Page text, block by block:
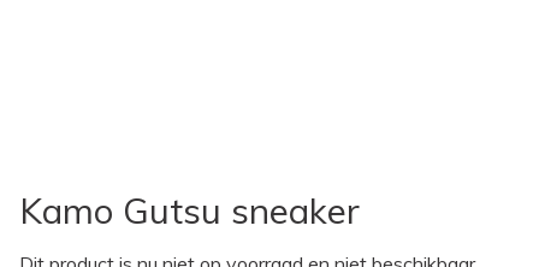
Kamo Gutsu sneaker